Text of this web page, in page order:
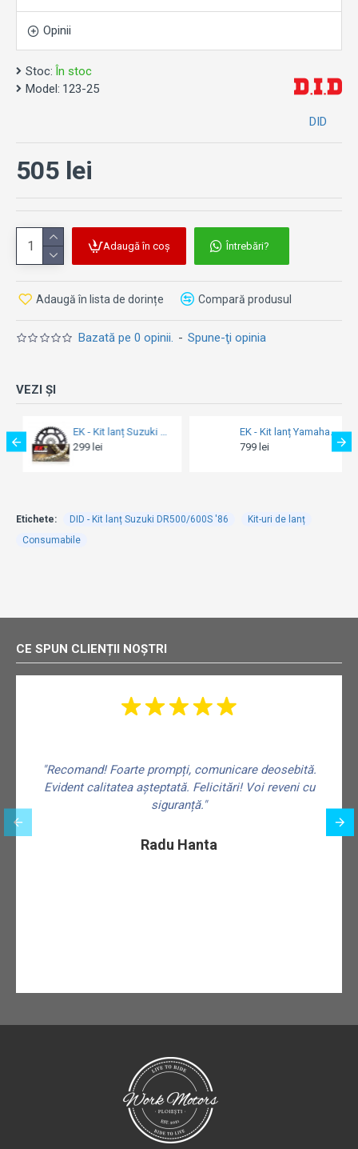
de piese originale numărul 1 în lume pentru producătorii
de motociclete japonezi și europeni.
Notă: Imaginea este cu titlu de prezentare.
Opinii
Stoc: În stoc
Model: 123-25
DID
Bazată pe 0 opinii. - Spune-ţi opinia
505 lei
Adaugă în coș Întrebări?
Adaugă în lista de dorințe Compară produsul
VEZI ȘI
EK - Kit lanț Yamaha FZ-6/FZ-6 Fazer 2004-2009
799 lei
DID - Kit lanț Kawasaki ZX-6R / ZX6-RR / ZX-636 2003-2004
564 lei
Etichete: DID - Kit lanț Suzuki DR500/600S '86
Kit-uri de lanț
Consumabile
CE SPUN CLIENȚII NOȘTRI
"Recomand! Foarte prompți, comunicare deosebită.
Evident calitatea așteptată. Felicitări! Voi reveni cu
siguranță."
Radu Hanta